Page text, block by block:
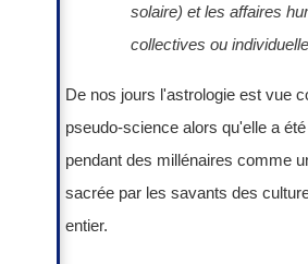
solaire) et les affaires
collectives ou
De nos jours l'astrologie est vue
pseudo-science alors qu'elle a
pendant des millénaires comme
sacrée par les savants des
entier.